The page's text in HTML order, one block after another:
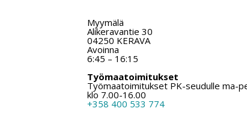
Myymälä
Alikeravantie 30
04250 KERAVA
Avoinna
6:45 – 16:15
Työmaatoimitukset
Työmaatoimitukset PK-seudulle ma-
klo 7.00-16.00
+358 400 533 774